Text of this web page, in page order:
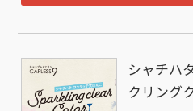
シャチハ
クリング